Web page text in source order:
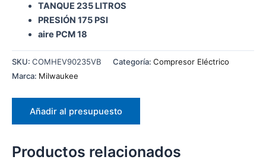
TANQUE 235 LITROS
PRESIÓN 175 PSI
aire PCM 18
SKU: COMHEV90235VB Categoría: Compresor Eléctrico
Marca: Milwaukee
Añadir al presupuesto
Productos relacionados